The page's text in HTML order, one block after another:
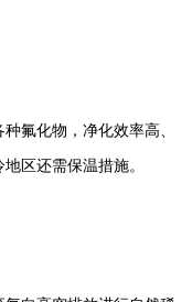
氟化物，净化效率高、
区还需保温措施。